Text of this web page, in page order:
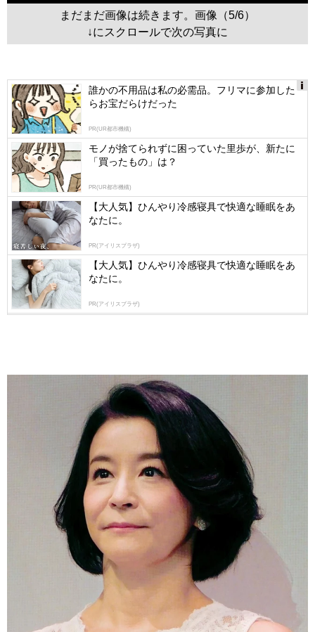
まだまだ画像は続きます。画像（5/6）
↓にスクロールで次の写真に
誰かの不用品は私の必需品。フリマに参加した
らお宝だらけだった
PR(UR都市機構)
モノが捨てられずに困っていた里歩が、新たに
「買ったもの」は？
PR(UR都市機構)
【大人気】ひんやり冷感寝具で快適な睡眠をあ
なたに。
PR(アイリスプラザ)
【大人気】ひんやり冷感寝具で快適な睡眠をあ
なたに。
PR(アイリスプラザ)